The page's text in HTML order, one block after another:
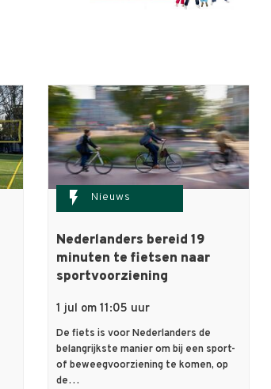
flash_on Nieuws
Nederlanders bereid 19
minuten te fietsen naar
sportvoorziening
1 jul om 11:05 uur
De fiets is voor Nederlanders de
belangrijkste manier om bij een sport-
of beweegvoorziening te komen, op
de…